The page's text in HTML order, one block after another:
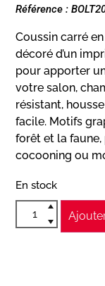
Référence :
Coussin carré
décoré d’un
pour apporter
votre salon,
résistant,
facile. Motifs
forêt et la
cocooning ou
En stock